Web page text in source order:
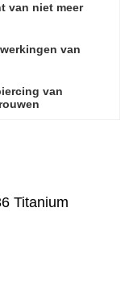
van niet meer
van
van
Titanium